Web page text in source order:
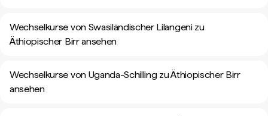
Wechselkurse von Swasiländischer Lilangeni zu
Äthiopischer Birr ansehen
Wechselkurse von Uganda-Schilling zu Äthiopischer Birr
ansehen